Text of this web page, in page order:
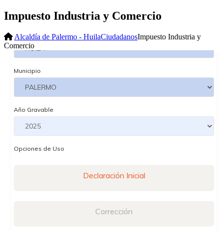
Impuesto Industria y Comercio
Alcaldía de Palermo - HuilaCiudadanosImpuesto Industria y
Comercio